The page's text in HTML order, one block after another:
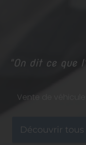
"On dit ce que
Vente de
Découvrir